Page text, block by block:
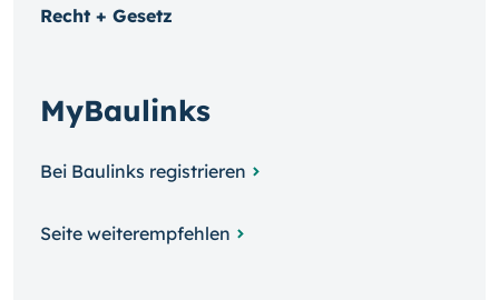
Recht + Gesetz
MyBaulinks
Bei Baulinks registrieren
Seite weiterempfehlen